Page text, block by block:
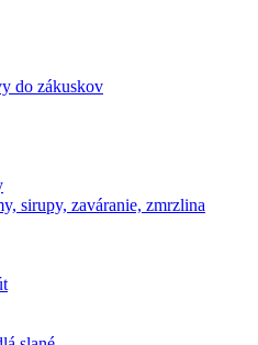
do zákuskov
sirupy, zaváranie, zmrzlina